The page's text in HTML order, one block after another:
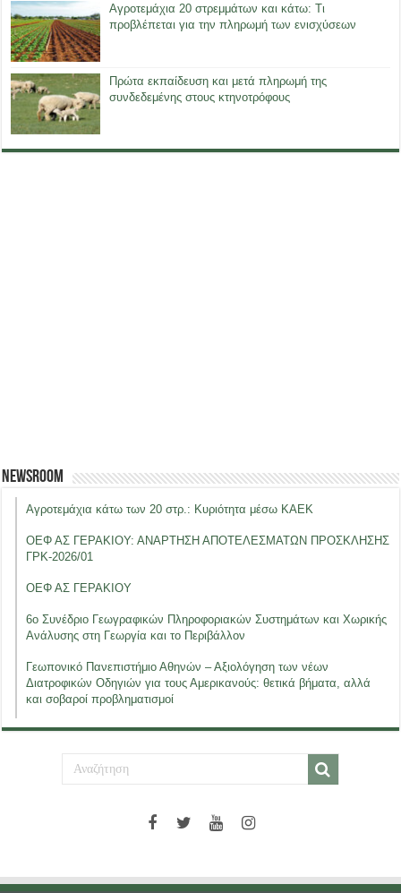
Αγροτεμάχια 20 στρεμμάτων και κάτω: Τι
προβλέπεται για την πληρωμή των ενισχύσεων
Πρώτα εκπαίδευση και μετά πληρωμή της
συνδεδεμένης στους κτηνοτρόφους
Newsroom
Αγροτεμάχια κάτω των 20 στρ.: Κυριότητα μέσω ΚΑΕΚ
ΟΕΦ ΑΣ ΓΕΡΑΚΙΟΥ: ΑΝΑΡΤΗΣΗ ΑΠΟΤΕΛΕΣΜΑΤΩΝ ΠΡΟΣΚΛΗΣΗΣ
ΓΡΚ-2026/01
ΟΕΦ ΑΣ ΓΕΡΑΚΙΟΥ
6ο Συνέδριο Γεωγραφικών Πληροφοριακών Συστημάτων και Χωρικής
Ανάλυσης στη Γεωργία και το Περιβάλλον
Γεωπονικό Πανεπιστήμιο Αθηνών – Αξιολόγηση των νέων
Διατροφικών Οδηγιών για τους Αμερικανούς: θετικά βήματα, αλλά
και σοβαροί προβληματισμοί